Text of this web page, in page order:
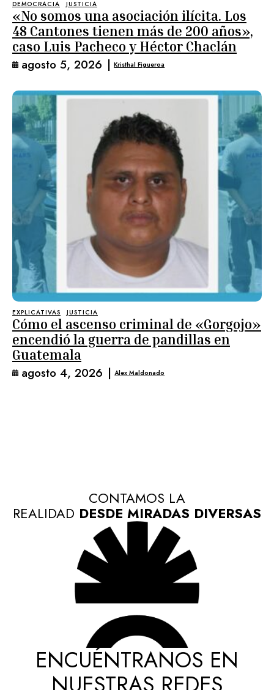
DEMOCRACIA JUSTICIA
«No somos una asociación ilícita. Los
48 Cantones tienen más de 200 años»,
caso Luis Pacheco y Héctor Chaclán
agosto 5, 2026 | Kristhal Figueroa
EXPLICATIVAS JUSTICIA
Cómo el ascenso criminal de «Gorgojo»
encendió la guerra de pandillas en
Guatemala
agosto 4, 2026 | Alex Maldonado
CONTAMOS LA
REALIDAD DESDE MIRADAS DIVERSAS
ENCUÉNTRANOS EN